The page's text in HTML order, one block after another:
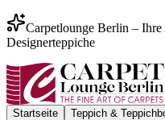
Carpetlounge Berlin –
Designerteppiche
Startseite Teppich &